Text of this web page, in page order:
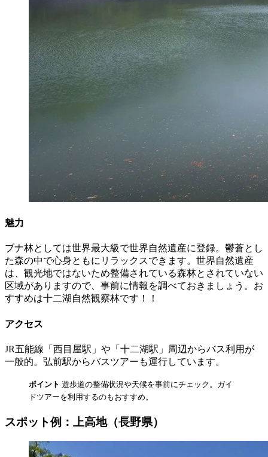
魅力
ブナ林としては世界最大級で世界自然遺産に登録。鬱蒼とし
た森の中で心身ともにリラックスできます。世界自然遺産
は、観光地ではないため整備されている森林とされていない
区域がありますので、事前に情報を調べておきましょう。お
すすめは十二湖自然観察林です！！
アクセス
JR五能線「西目屋駅」や「十二湖駅」周辺からバス利用が
一般的。弘前駅からバスツアーも運行しています。
ポイント 遊歩道の整備状況や天候を事前にチェック。ガイ
ドツアーを利用するのもおすすめ。
スポット例：上高地（長野県）